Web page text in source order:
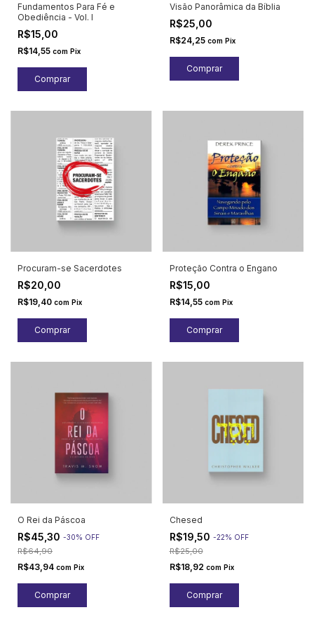
Fundamentos Para Fé e
Obediência - Vol. I
R$15,00
R$14,55 com Pix
Visão Panorâmica da Bíblia
R$25,00
R$24,25 com Pix
Procuram-se Sacerdotes
R$20,00
R$19,40 com Pix
Proteção Contra o Engano
R$15,00
R$14,55 com Pix
O Rei da Páscoa
R$45,30 -30% OFF
R$64,90
R$43,94 com Pix
Chesed
R$19,50 -22% OFF
R$25,00
R$18,92 com Pix